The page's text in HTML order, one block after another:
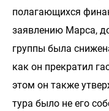
полагающихся
заявлению Марса,
группы была
как он прекратил
этом он также
тура было не его